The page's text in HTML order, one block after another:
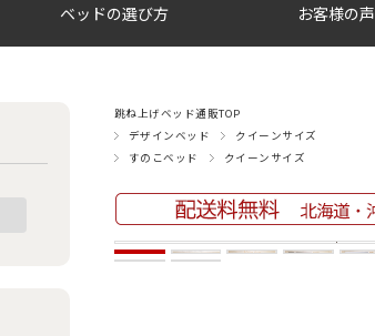
ベッドの選び方 お客様の声
跳ね上げベッド通販TOP
デザインベッド
クイーンサイズ
すのこベッド
クイーンサイズ